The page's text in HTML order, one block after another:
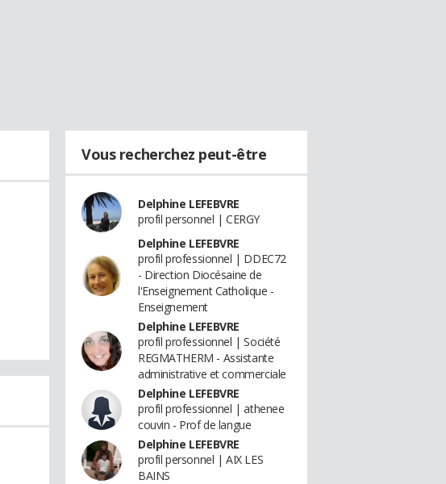
Vous recherchez peut-être
Delphine LEFEBVRE
profil personnel | CERGY
Delphine LEFEBVRE
profil professionnel | DDEC72
- Direction Diocésaine de
l'Enseignement Catholique -
Enseignement
Delphine LEFEBVRE
profil professionnel | Société
REGMATHERM - Assistante
administrative et commerciale
Delphine LEFEBVRE
profil professionnel | athenee
couvin - Prof de langue
Delphine LEFEBVRE
profil personnel | AIX LES
BAINS